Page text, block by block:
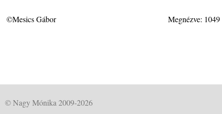
©Mesics Gábor Megnézve:
© Nagy Mónika 2009-2026